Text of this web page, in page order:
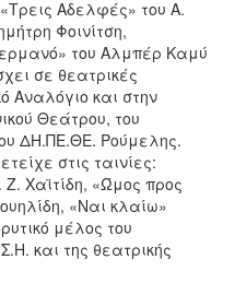
Αδελφές» του Α.
Φοινίτση,
του Αλμπέρ Καμύ
σε θεατρικές
Αναλόγιο και στην
Θεάτρου, του
ΔΗ.ΠΕ.ΘΕ. Ρούμελης.
στις ταινίες:
Χαϊτίδη, «Ώμος προς
«Ναι κλαίω»
μέλος του
και της θεατρικής